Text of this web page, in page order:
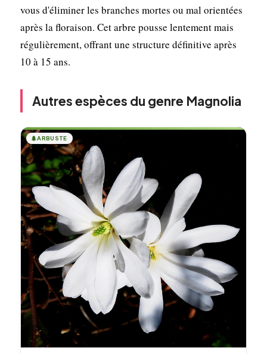
vous d'éliminer les branches mortes ou mal orientées
après la floraison. Cet arbre pousse lentement mais
régulièrement, offrant une structure définitive après
10 à 15 ans.
Autres espèces du genre Magnolia
🌲ARBUSTE